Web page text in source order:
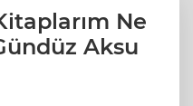
Ne
Aksu